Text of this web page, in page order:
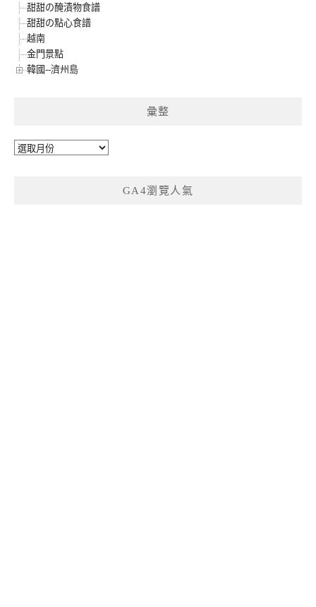
甜甜の醃漬物食譜
甜甜の點心食譜
越南
金門景點
韓國--濟州島
彙整
彙
GA4瀏覽人氣